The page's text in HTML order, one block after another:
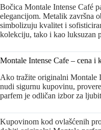
Bočica Montale Intense Café
elegancijom. Metalik završna
simbolizuju kvalitet i
kolekciju, tako i kao luksuzan
Montale Intense Cafe – cena i
Ako tražite originalni Montale
nudi sigurnu kupovinu,
parfem je odličan izbor za
Kupovinom kod ovlašćenih